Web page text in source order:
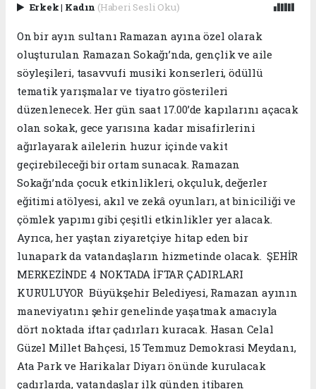
Erkek| Kadın (Haberi Sesli Oku)
On bir ayın sultanı Ramazan ayına özel olarak
oluşturulan Ramazan Sokağı’nda, gençlik ve aile
söyleşileri, tasavvufi musiki konserleri, ödüllü
tematik yarışmalar ve tiyatro gösterileri
düzenlenecek. Her gün saat 17.00’de kapılarını açacak
olan sokak, gece yarısına kadar misafirlerini
ağırlayarak ailelerin huzur içinde vakit
geçirebileceği bir ortam sunacak. Ramazan
Sokağı’nda çocuk etkinlikleri, okçuluk, değerler
eğitimi atölyesi, akıl ve zekâ oyunları, at biniciliği ve
çömlek yapımı gibi çeşitli etkinlikler yer alacak.
Ayrıca, her yaştan ziyaretçiye hitap eden bir
lunapark da vatandaşların hizmetinde olacak. ŞEHİR
MERKEZİNDE 4 NOKTADA İFTAR ÇADIRLARI
KURULUYOR Büyükşehir Belediyesi, Ramazan ayının
maneviyatını şehir genelinde yaşatmak amacıyla
dört noktada iftar çadırları kuracak. Hasan Celal
Güzel Millet Bahçesi, 15 Temmuz Demokrasi Meydanı,
Ata Park ve Harikalar Diyarı önünde kurulacak
çadırlarda, vatandaşlar ilk günden itibaren